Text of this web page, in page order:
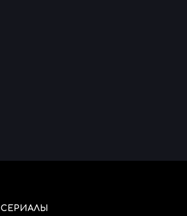
СЕРИАЛЫ